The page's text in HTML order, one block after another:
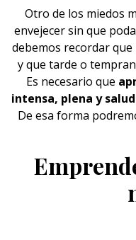
Otro de los miedos
envejecer sin que
debemos recordar
y que tarde o
Es necesario que
intensa, plena y
De esa forma